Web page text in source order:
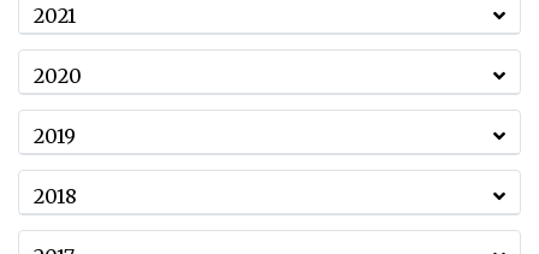
2021
2020
2019
2018